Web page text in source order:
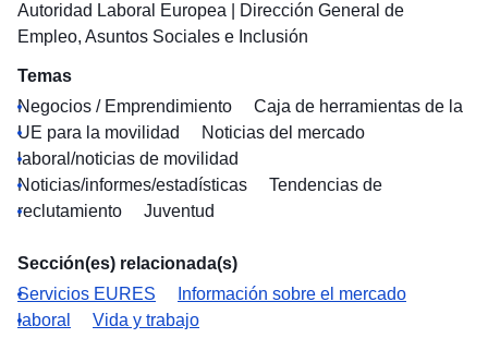
Autoridad Laboral Europea
Dirección General de
Empleo, Asuntos Sociales e Inclusión
Temas
Negocios / Emprendimiento
Caja de herramientas de la
UE para la movilidad
Noticias del mercado
laboral/noticias de movilidad
Noticias/informes/estadísticas
Tendencias de
reclutamiento
Juventud
Sección(es) relacionada(s)
Servicios EURES
Información sobre el mercado
laboral
Vida y trabajo